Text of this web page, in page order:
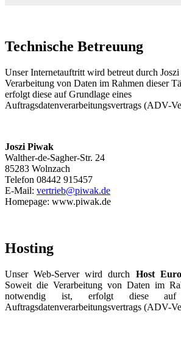
Technische Betreuung
Unser Internetauftritt wird betreut durch
Verarbeitung von Daten im Rahmen dieser
erfolgt diese auf Grundlage eines
Auftragsdatenverarbeitungsvertrags (ADV-
Joszi Piwak
Walther-de-Sagher-Str. 24
85283 Wolnzach
Telefon 08442 915457
E-Mail: vertrieb@piwak.de
Homepage: www.piwak.de
Hosting
Unser Web-Server wird durch Host
Soweit die Verarbeitung von Daten im
notwendig ist, erfolgt diese auf
Auftragsdatenverarbeitungsvertrags (ADV-